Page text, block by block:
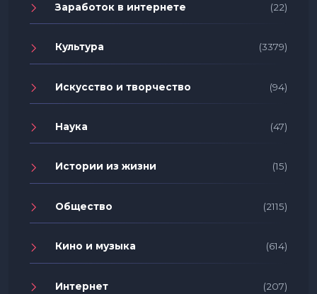
Заработок в интернете (22)
Культура (3379)
Искусство и творчество (94)
Наука (47)
Истории из жизни (15)
Общество (2115)
Кино и музыка (614)
Интернет (207)